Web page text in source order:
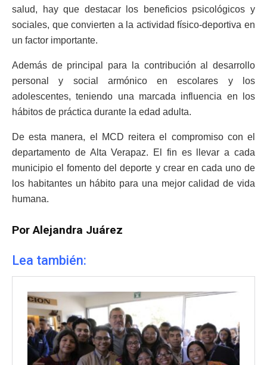
salud, hay que destacar los beneficios psicológicos y
sociales, que convierten a la actividad físico-deportiva en
un factor importante.
Además de principal para la contribución al desarrollo
personal y social armónico en escolares y los
adolescentes, teniendo una marcada influencia en los
hábitos de práctica durante la edad adulta.
De esta manera, el MCD reitera el compromiso con el
departamento de Alta Verapaz. El fin es llevar a cada
municipio el fomento del deporte y crear en cada uno de
los habitantes un hábito para una mejor calidad de vida
humana.
Por Alejandra Juárez
Lea también: